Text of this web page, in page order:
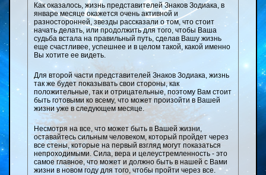
Как оказалось, жизнь представителей Знаков Зодиака, в
январе месяце окажется очень активной и
разносторонней, звезды рассказали о том, что стоит
начать делать, или продолжить для того, чтобы Ваша
судьба встала на правильный путь, сделав Вашу жизнь
еще счастливее, успешнее и в целом такой, какой именно
Вы хотите ее видеть.
Для второй части представителей Знаков Зодиака, жизнь
так же будет показывать свои стороны, как
положительные, так и отрицательные, поэтому Вам стоит
быть готовыми ко всему, что может произойти в Вашей
жизни уже в следующем месяце.
Несмотря на все, что может быть в Вашей жизни,
оставайтесь сильным человеком, который пройдет через
все стены, которые на первый взгляд могут показаться
непроходимыми. Сила, вера и целеустремленность - это
самое главное, что может и должно быть в нашей с Вами
жизни в новом году для того, чтобы пройти через все.